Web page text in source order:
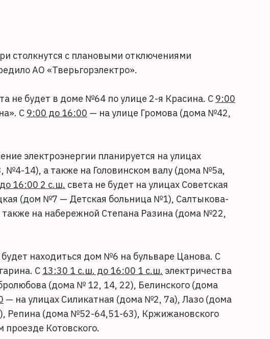
столкнутся с плановыми отключениями
АО «Тверьгорэлектро».
не будет в доме №64 по улице 2-я Красина. С 9:00
С 9:00 до 16:00 — на улице Громова (дома №42,
электроэнергии планируется на улицах
14), а также на Головинском валу (дома №5а,
16:00 2 с.ш. света не будет на улицах Советская
(дом №7 — Детская больница №1), Салтыкова-
на набережной Степана Разина (дома №22,
будет находиться дом №6 на бульваре Цанова. С
С 13:30 1 с.ш. до 16:00 1 с.ш. электричества
(дома № 12, 14, 22), Белинского (дома
— на улицах Силикатная (дома №2, 7а), Лазо (дома
Репина (дома №52-64,51-63), Кржижановского
Котовского.